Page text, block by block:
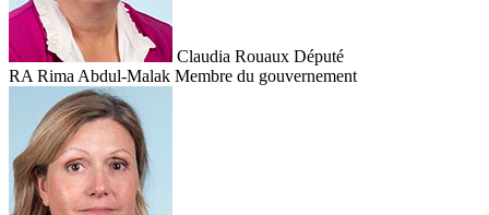
Claudia Rouaux Député
RA Rima Abdul-Malak Membre du gouvernement